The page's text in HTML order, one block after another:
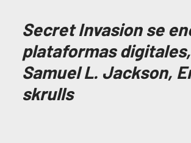
Secret Invasion se
plataformas
Samuel L. Jackson,
skrulls